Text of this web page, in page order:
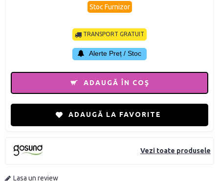
Vezi toate produsele
Lasa un review
Stoc Furnizor
TRANSPORT GRATUIT
Alerte Preț / Stoc
ADAUGĂ ÎN COŞ
ADAUGĂ LA FAVORITE